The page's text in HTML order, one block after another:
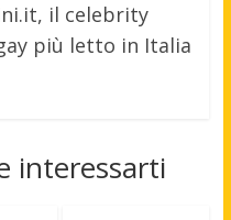
il celebrity
più letto in Italia
interessarti